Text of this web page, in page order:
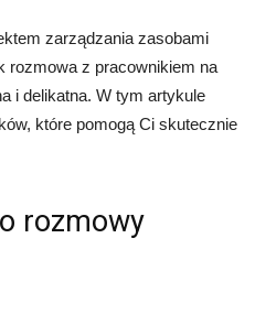
zarządzania zasobami
rozmowa z pracownikiem na
i delikatna. W tym artykule
które pomogą Ci skutecznie
rozmowy